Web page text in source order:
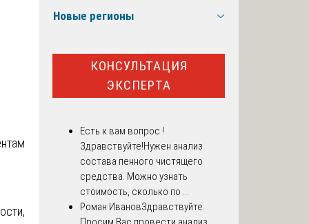
Новые регионы
КОНСУЛЬТАЦИЯ
ЭКСПЕРТА
Есть к вам вопрос !
Здравствуйте!Нужен анализ
состава пенного чистящего
средства. Можно узнать
стоимость, сколько по ...
Роман ИвановЗдравствуйте.